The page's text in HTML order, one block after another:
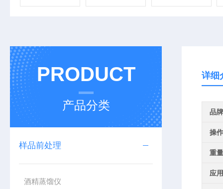
PRODUCT
产品分类
样品前处理
酒精蒸馏仪
详细
品牌
操
重量
应